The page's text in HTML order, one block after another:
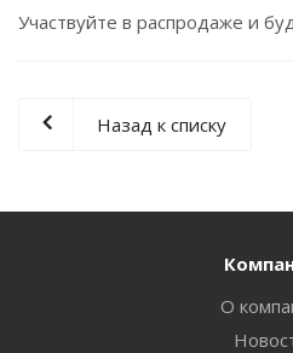
Участвуйте в распродаже и
Назад к списку
О